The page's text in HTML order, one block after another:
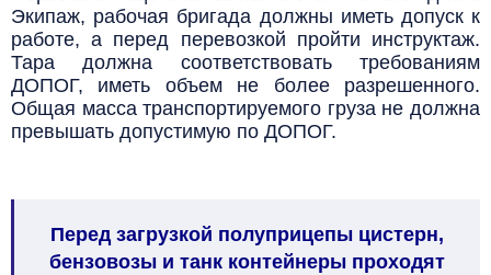
Экипаж, рабочая бригада должны иметь допуск к
работе, а перед перевозкой пройти инструктаж.
Тара должна соответствовать требованиям
ДОПОГ, иметь объем не более разрешенного.
Общая масса транспортируемого груза не должна
превышать допустимую по ДОПОГ.
Перед загрузкой полуприцепы цистерн,
бензовозы и танк контейнеры проходят